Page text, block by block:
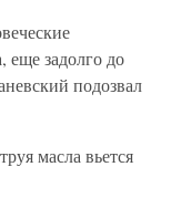
еще задолго до
подозвал
масла вьется